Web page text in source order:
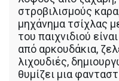
στροβιλισμούς
μηχάνημα τσίχλας
του παιχνιδιού
από αρκουδάκια,
λιχουδιές,
θυμίζει μια